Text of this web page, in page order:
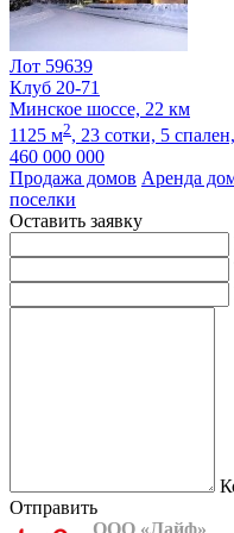
Лот 59639
Клуб 20-71
Минское шоссе, 22 км
1125 м2, 23 сотки, 5 спален,
460 000 000
Продажа домов Аренда
поселки
Оставить заявку
Отправить